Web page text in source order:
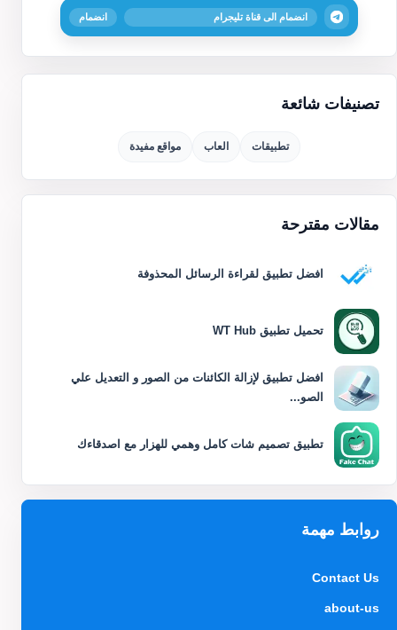
تصنيفات شائعة
تطبيقات العاب مواقع مفيدة
مقالات مقترحة
افضل تطبيق لقراءة الرسائل المحذوفة
تحميل تطبيق WT Hub
افضل تطبيق لإزالة الكائنات من الصور و التعديل علي
الصو...
تطبيق تصميم شات كامل وهمي للهزار مع اصدقاءك
روابط مهمة
Contact Us
about-us
انضمام الى قناة تليجرام انضمام